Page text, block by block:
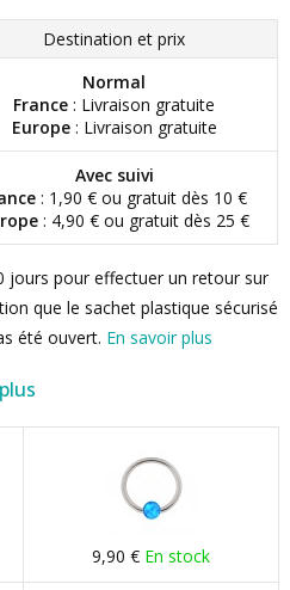
Destination et prix
Normal
France : Livraison gratuite
Europe: Livraison gratuite
Avec suivi
: 1,90 € ou gratuit dès 10 €
: 4,90 € ou gratuit dès 25 €
jours pour effectuer un retour sur
que le sachet plastique sécurisé
été ouvert. En savoir plus
9,90 € En stock